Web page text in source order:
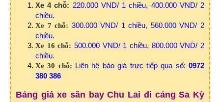
Xe 4 chỗ: 220.000 VND/ 1 chiều, 400.000 VND/ 2
chiều.
Xe 7 chỗ: 300.000 VND/ 1 chiều, 560.000 VND/ 2
chiều.
Xe 16 chỗ: 500.000 VND/ 1 chiều, 800.000 VND/ 2
chiều.
Xe 30 chỗ: Liên hệ báo giá trực tiếp qua số:0972
380 386
Bảng giá xe sân bay Chu Lai đi cảng Sa Kỳ